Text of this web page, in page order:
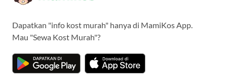
Dapatkan "info kost murah" hanya di MamiKos App.
Mau "Sewa Kost Murah"?